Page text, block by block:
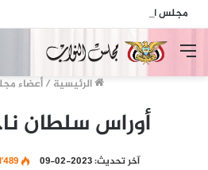
القائمة
الرئيسية / أعضاء
أوراس سلطان
آخر تحديث: 2023-02-09